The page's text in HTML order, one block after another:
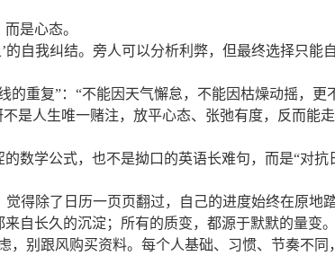
是心态。
自我纠结。旁人可以分析利弊，但最终选择只能
的重复”：“不能因天气懈怠，不能因枯燥动摇，更
是人生唯一赌注，放平心态、张弛有度，反而能
数学公式，也不是拗口的英语长难句，而是“对抗
得除了日历一页页翻过，自己的进度始终在原地
自长久的沉淀；所有的质变，都源于默默的量变。
，别跟风购买资料。每个人基础、习惯、节奏不同